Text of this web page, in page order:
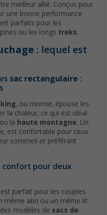
meilleur allié. Conçus pour
une bonne performance
parfaits pour les
ou les longs treks.
: lequel est
vs sac rectangulaire :
, ou momie, épouse les
la chaleur, ce qui est idéal
la haute montagne. Un
est confortable pour ceux
sommeil et préférant
confort pour deux
est parfait pour les couples
même abri ou un même lit
modèles de sacs de